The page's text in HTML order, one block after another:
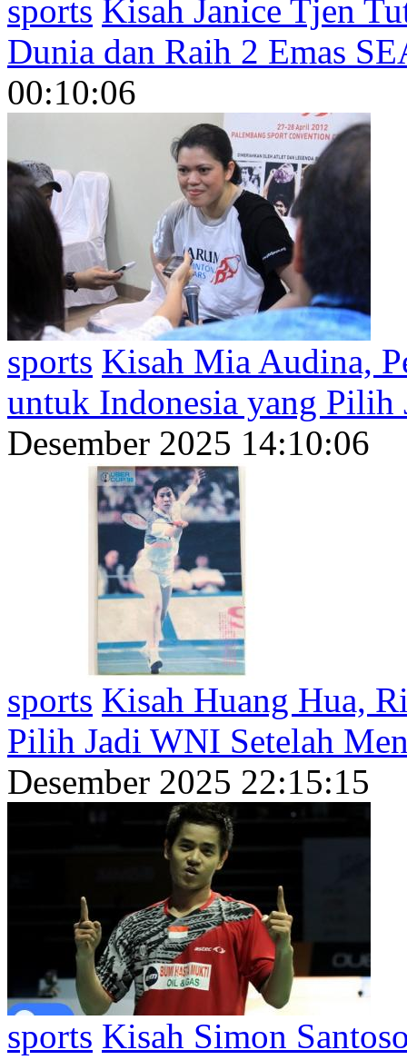
sports Kisah Janice Tjen
Dunia dan Raih 2 Emas
00:10:06
sports Kisah Mia Audina,
untuk Indonesia yang Pilih
Desember 2025 14:10:06
sports Kisah Huang Hua,
Pilih Jadi WNI Setelah
Desember 2025 22:15:15
sports Kisah Simon